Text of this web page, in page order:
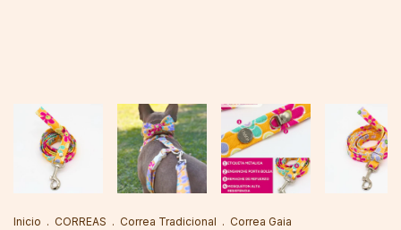
Inicio . CORREAS . Correa Tradicional . Correa Gaia